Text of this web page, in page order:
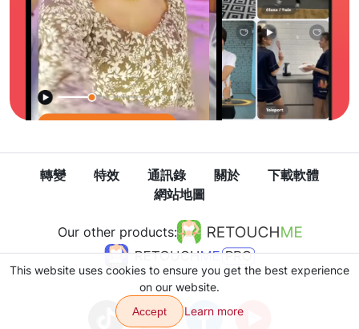
轉變 特效 通訊錄 關於
下載軟體
網站地圖
Our other products:
This website uses cookies to ensure you get the best experience
on our website.
Accept Learn more